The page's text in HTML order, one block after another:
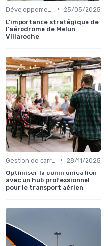
•
25/05/2025
L'importance stratégique de
l'aérodrome de Melun
Villaroche
•
28/11/2025
Optimiser la communication
avec un hub professionnel
pour le transport aérien